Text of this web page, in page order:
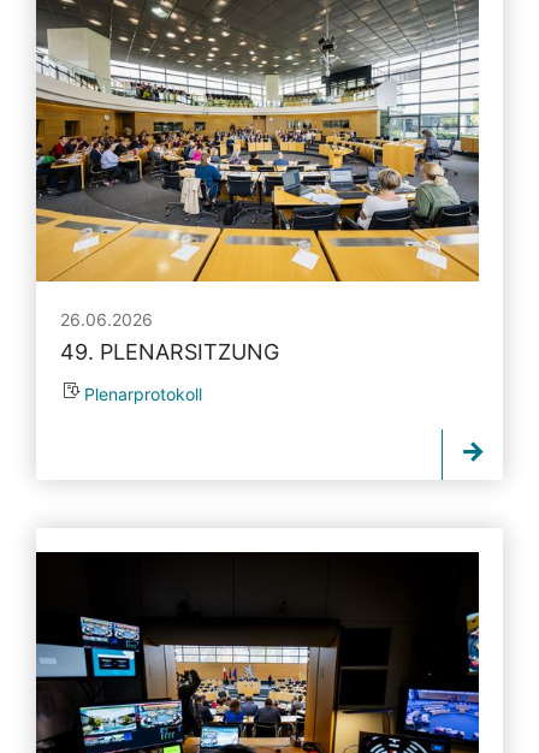
26.06.2026
49. PLENARSITZUNG
Plenarprotokoll